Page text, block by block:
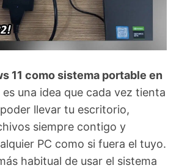
11 como sistema portable en
es una idea que cada vez tienta
llevar tu escritorio,
siempre contigo y
PC como si fuera el tuyo.
habitual de usar el sistema